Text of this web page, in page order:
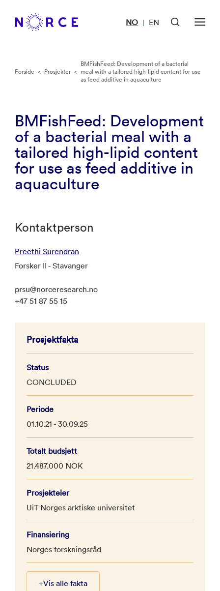
NO | EN
Forside < Prosjekter <
BMFishFeed: Development of a bacterial
meal with a tailored high-lipid content for use
as feed additive in aquaculture
BMFishFeed: Development
of a bacterial meal with a
tailored high-lipid content
for use as feed additive in
aquaculture
Kontaktperson
Preethi Surendran
Forsker II - Stavanger
prsu@norceresearch.no
+47 51 87 55 15
Prosjektfakta
Status
CONCLUDED
Periode
01.10.21 - 30.09.25
Totalt budsjett
21.487.000 NOK
Prosjekteier
UiT Norges arktiske universitet
Finansiering
Norges forskningsråd
+Vis alle fakta